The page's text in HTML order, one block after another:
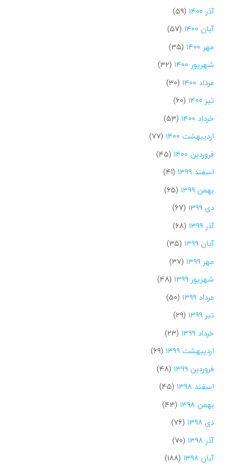
آذر ۱۴۰۰
(۵۹)
آبان ۱۴۰۰
(۵۷)
مهر ۱۴۰۰
(۳۵)
شهریور ۱۴۰۰
(۳۲)
مرداد ۱۴۰۰
(۳۰)
تیر ۱۴۰۰
(۶۰)
خرداد ۱۴۰۰
(۵۳)
اردیبهشت ۱۴۰۰
(۷۷)
فروردین ۱۴۰۰
(۴۵)
اسفند ۱۳۹۹
(۴۱)
بهمن ۱۳۹۹
(۶۵)
دی ۱۳۹۹
(۶۷)
آذر ۱۳۹۹
(۶۸)
آبان ۱۳۹۹
(۳۵)
مهر ۱۳۹۹
(۳۷)
شهریور ۱۳۹۹
(۴۸)
مرداد ۱۳۹۹
(۵۰)
تیر ۱۳۹۹
(۲۹)
خرداد ۱۳۹۹
(۲۳)
اردیبهشت ۱۳۹۹
(۶۹)
فروردین ۱۳۹۹
(۴۸)
اسفند ۱۳۹۸
(۴۵)
بهمن ۱۳۹۸
(۴۳)
دی ۱۳۹۸
(۷۶)
آذر ۱۳۹۸
(۷۰)
آبان ۱۳۹۸
(۱۸۸)